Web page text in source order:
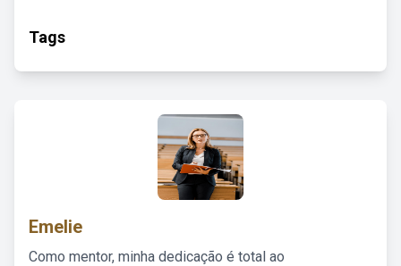
Tags
Emelie
Como mentor, minha dedicação é total ao